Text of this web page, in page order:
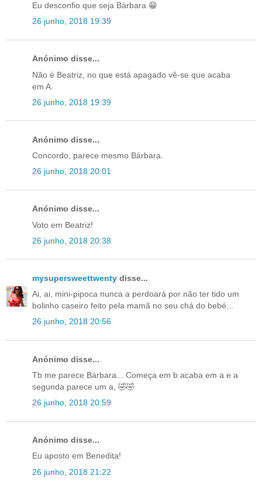
Eu desconfio que seja Bárbara 😁
26 junho, 2018 19:39
Anónimo disse...
Não é Beatriz, no que está apagado vê-se que acaba
em A.
26 junho, 2018 19:39
Anónimo disse...
Concordo, parece mesmo Bárbara.
26 junho, 2018 20:01
Anónimo disse...
Voto em Beatriz!
26 junho, 2018 20:38
mysupersweettwenty disse...
Ai, ai, mini-pipoca nunca a perdoará por não ter tido um
bolinho caseiro feito pela mamã no seu chá do bebé...
26 junho, 2018 20:56
Anónimo disse...
Tb me parece Bárbara... Começa em b acaba em a e a
segunda parece um a, 🤣🤣
26 junho, 2018 20:59
Anónimo disse...
Eu aposto em Benedita!
26 junho, 2018 21:22